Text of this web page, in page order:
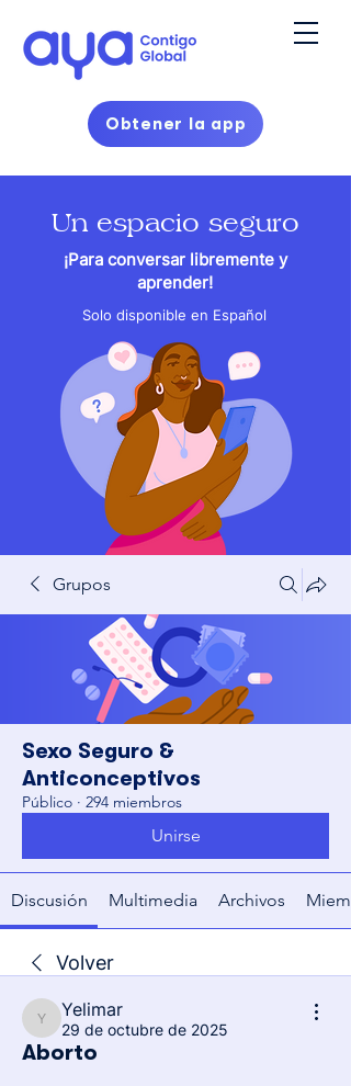
Obtener la app
Un espacio seguro
¡Para conversar libremente y
aprender!
Solo disponible en Español
Grupos
Sexo Seguro &
Anticonceptivos
Público · 294 miembros
Unirse
Discusión Multimedia Archivos
Volver
Yelimar
Yelimar
29 de octubre de 2025
Aborto